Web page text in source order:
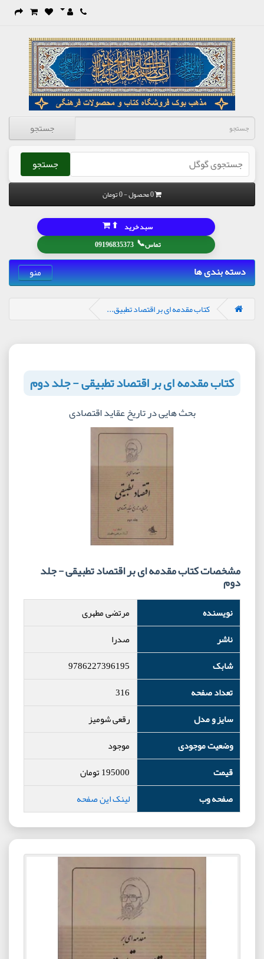
جستجو
جستجو
0 محصول - 0 تومان
تماس📞
09196835373
سبد خرید ⬆
دسته بندی ها منو
کتاب مقدمه ‌ای بر اقتصاد تطبیق...
کتاب مقدمه ‌ای بر اقتصاد تطبیقی - جلد دوم
بحث هایی در تاریخ عقاید اقتصادی
مشخصات کتاب مقدمه ‌ای بر اقتصاد تطبیقی - جلد
دوم
نویسنده
مرتضی مطهری
ناشر
صدرا
شابک
9786227396195
تعداد صفحه
316
سایز و مدل
رقعی شومیز
وضعیت موجودی
موجود
قیمت
195000تومان
صفحه وب
لینک این صفحه